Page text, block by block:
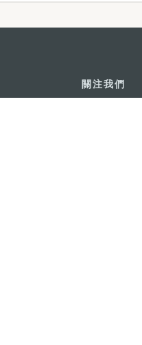
關注我們